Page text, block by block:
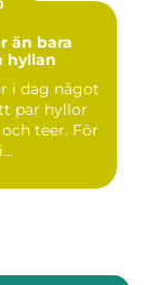
hyllan
i dag något
par hyllor
teer. För